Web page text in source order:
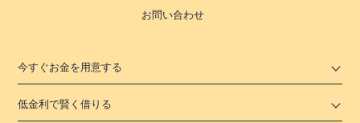
お問い合わせ
今すぐお金を用意する
低金利で賢く借りる